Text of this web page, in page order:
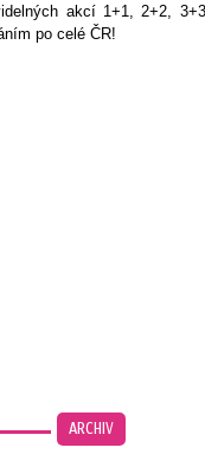
akcí 1+1, 2+2,
s rychlým
ARCHIV